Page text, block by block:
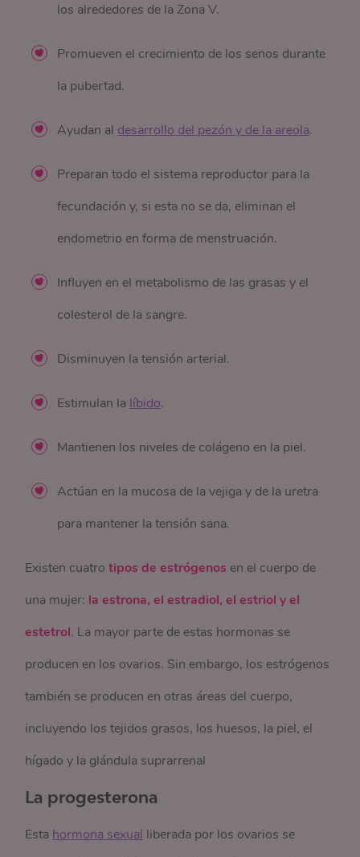
los alrededores de la Zona V.
Promueven el crecimiento de los senos durante
la pubertad.
Ayudan al desarrollo del pezón y de la areola.
Preparan todo el sistema reproductor para la
fecundación y, si esta no se da, eliminan el
endometrio en forma de menstruación.
Influyen en el metabolismo de las grasas y el
colesterol de la sangre.
Disminuyen la tensión arterial.
Estimulan la líbido.
Mantienen los niveles de colágeno en la piel.
Actúan en la mucosa de la vejiga y de la uretra
para mantener la tensión sana.
Existen cuatrotipos de estrógenos en el cuerpo de
una mujer: la estrona, el estradiol, el estriol y el
estetrol. La mayor parte de estas hormonas se
producen en los ovarios. Sin embargo, los estrógenos
también se producen en otras áreas del cuerpo,
incluyendo los tejidos grasos, los huesos, la piel, el
hígado y la glándula suprarrenal
La progesterona
Esta hormona sexual liberada por los ovarios se